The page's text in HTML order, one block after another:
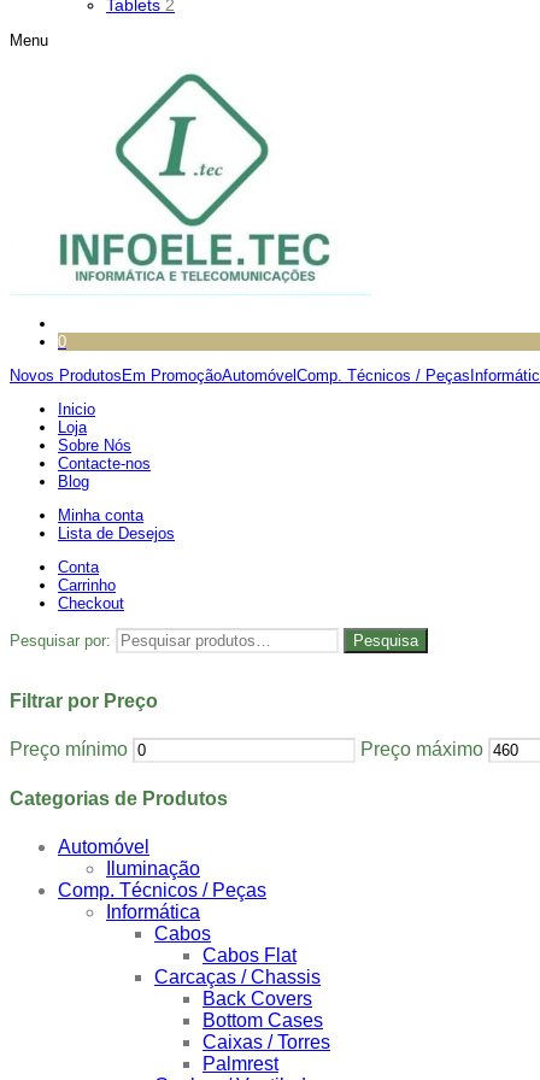
Tablets 2
Menu
0
Novos Produtos Em PromoçãoAutomóvel Comp. Técnicos / Peças
Inicio
Loja
Sobre Nós
Contacte-nos
Blog
Minha conta
Lista de Desejos
Conta
Carrinho
Checkout
Pesquisar por: Pesquisa
Filtrar por Preço
Preço mínimo Preço máximo
Categorias de Produtos
Automóvel
Iluminação
Comp. Técnicos / Peças
Informática
Cabos
Cabos Flat
Carcaças / Chassis
Back Covers
Bottom Cases
Caixas / Torres
Palmrest